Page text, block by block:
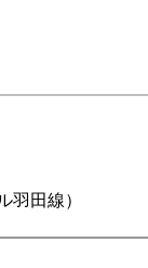
羽田線）